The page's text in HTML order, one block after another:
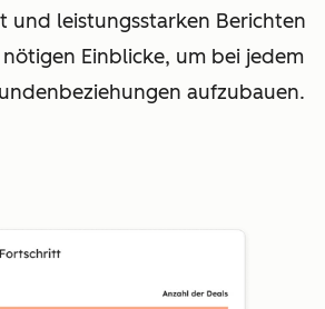
und leistungsstarken Berichten
Einblicke, um bei jedem
aufzubauen.